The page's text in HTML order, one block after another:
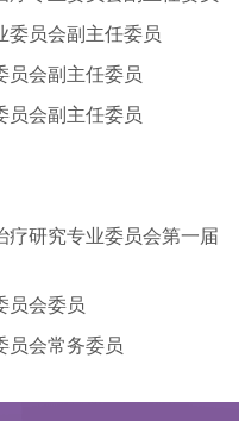
委员会副主任委员
员会副主任委员
员会副主任委员
疗研究专业委员会第一届
员会委员
员会常务委员